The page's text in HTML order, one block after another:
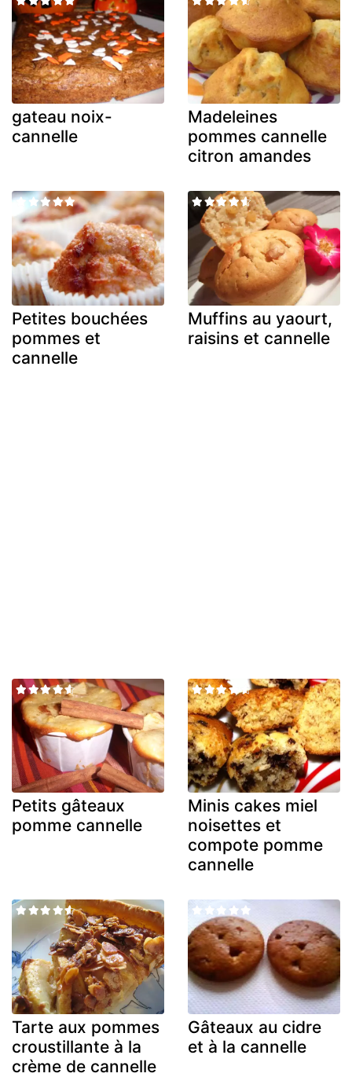
gateau noix-
cannelle
Madeleines
pommes cannelle
citron amandes
Petites bouchées
pommes et
cannelle
Muffins au yaourt,
raisins et cannelle
Petits gâteaux
pomme cannelle
Minis cakes miel
noisettes et
compote pomme
cannelle
Tarte aux pommes
croustillante à la
crème de cannelle
Gâteaux au cidre
et à la cannelle